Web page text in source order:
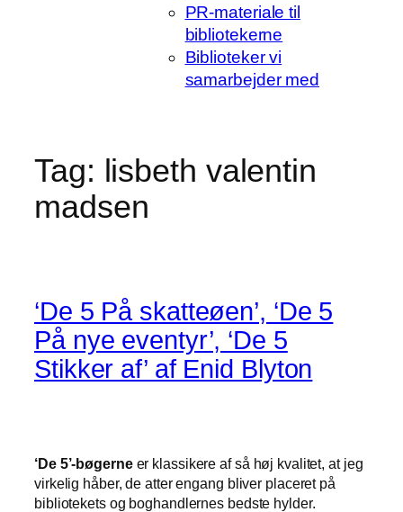
PR-materiale til
bibliotekerne
Biblioteker vi
samarbejder med
Tag: lisbeth valentin
madsen
‘De 5 På skatteøen’, ‘De 5
På nye eventyr’, ‘De 5
Stikker af’ af Enid Blyton
‘De 5’-bøgerne er klassikere af så høj kvalitet, at jeg
virkelig håber, de atter engang bliver placeret på
bibliotekets og boghandlernes bedste hylder.